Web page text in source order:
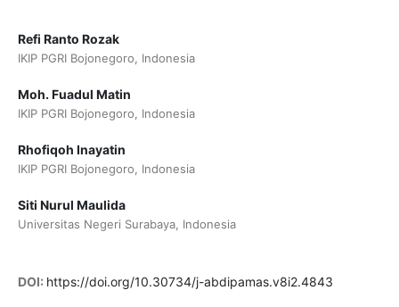
Refi Ranto Rozak
IKIP PGRI Bojonegoro, Indonesia
Moh. Fuadul Matin
IKIP PGRI Bojonegoro, Indonesia
Rhofiqoh Inayatin
IKIP PGRI Bojonegoro, Indonesia
Siti Nurul Maulida
Universitas Negeri Surabaya, Indonesia
DOI: https://doi.org/10.30734/j-abdipamas.v8i2.4843